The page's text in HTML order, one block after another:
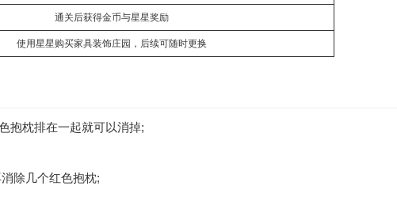
通关后获得金币与星星奖励
使用星星购买家具装饰庄园，后续可随时更换
抱枕排在一起就可以消掉;
除几个红色抱枕;